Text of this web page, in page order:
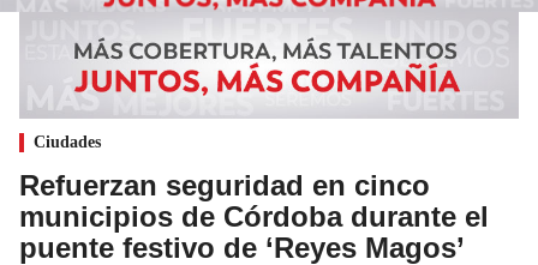
Ciudades
Refuerzan seguridad en cinco
municipios de Córdoba durante el
puente festivo de ‘Reyes Magos’